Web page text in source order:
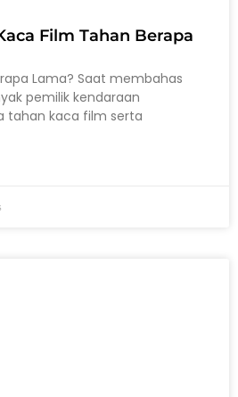
Film Tahan Berapa
Lama? Saat membahas
pemilik kendaraan
tahan kaca film serta